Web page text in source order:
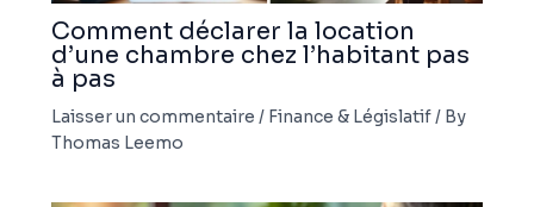
Comment déclarer la location
d’une chambre chez l’habitant pas
à pas
Laisser un commentaire / Finance & Législatif/ By
Thomas Leemo